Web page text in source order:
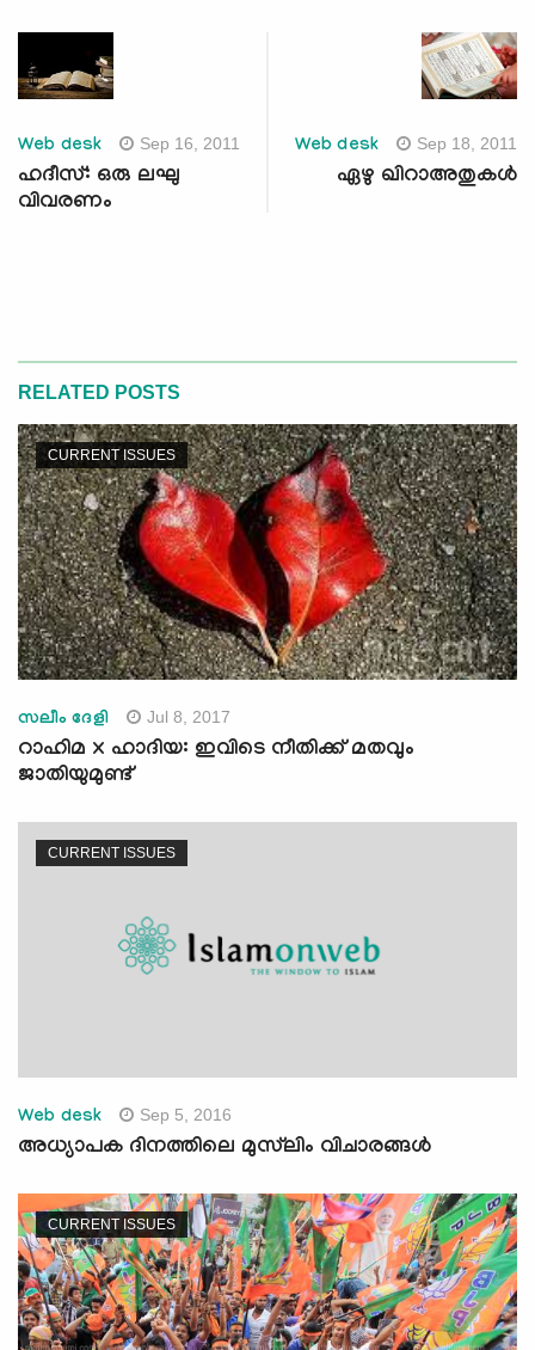
Web desk Sep 16, 2011
ഹദീസ്: ഒരു ലഘു
വിവരണം
Web desk Sep 18, 2011
ഏഴു ഖിറാഅതുകള്‍
RELATED POSTS
CURRENT ISSUES
സലീം ദേളി Jul 8, 2017
റാഹിമ x ഹാദിയ: ഇവിടെ നീതിക്ക് മതവും
ജാതിയുമുണ്ട്
CURRENT ISSUES
Web desk Sep 5, 2016
അധ്യാപക ദിനത്തിലെ മുസ്‌ലിം വിചാരങ്ങള്‍
CURRENT ISSUES